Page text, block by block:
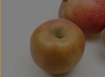
Angebote & Neues
Naturwaren
Vorratskammer